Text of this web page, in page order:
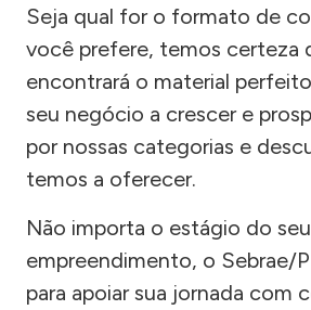
Seja qual for o formato de
você prefere, temos certeza
encontrará o material
seu negócio a crescer e
por nossas categorias e
temos a oferecer.
Não importa o estágio do seu
empreendimento, o Sebrae/
para apoiar sua jornada com